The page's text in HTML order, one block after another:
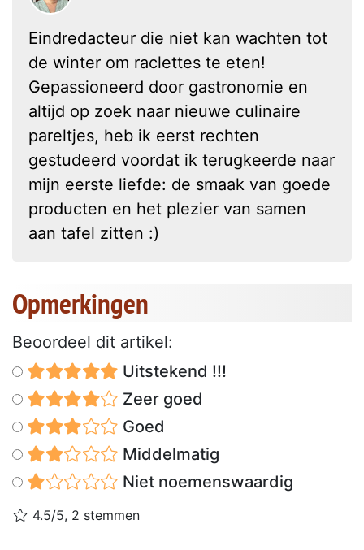
Eindredacteur die niet kan wachten tot
de winter om raclettes te eten!
Gepassioneerd door gastronomie en
altijd op zoek naar nieuwe culinaire
pareltjes, heb ik eerst rechten
gestudeerd voordat ik terugkeerde naar
mijn eerste liefde: de smaak van goede
producten en het plezier van samen
aan tafel zitten :)
Opmerkingen
Beoordeel dit artikel:
Uitstekend !!!
Zeer goed
Goed
Middelmatig
Niet noemenswaardig
4.5/5, 2 stemmen